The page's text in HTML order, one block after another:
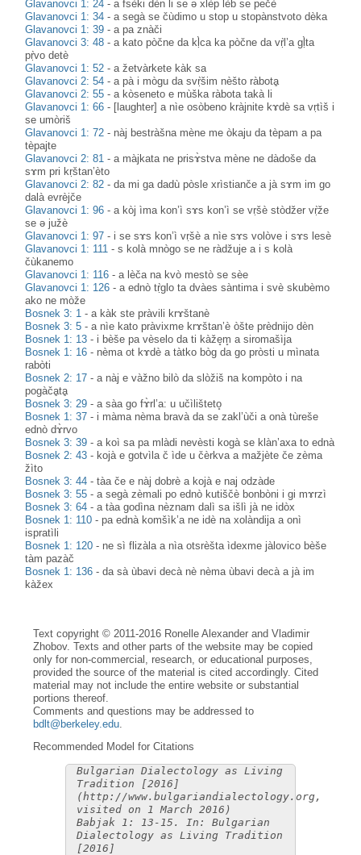
Glavanovci 1: 24 -a fsèki dèn li se ə xlèp lèb se pečè
Glavanovci 1: 34 -a segà se čùdimo u stop u stopànstvoto dèka
Glavanovci 1: 39 -a pa znàči
Glavanovci 3: 48 -a kato pòčne da kḷ̀ca ka pòčne da vṛ̀l’a gḷ̀ta
pṛ̀vo detè
Glavanovci 1: 52 -a žetvàrkete kàk sa
Glavanovci 2: 54 -a pà i mògu da svṛ̀šim nèšto ràbotḁ
Glavanovci 2: 55 -a kòseneto e mùška ràbota takà li
Glavanovci 1: 66 - [laughter] a nìe osòbeno kràjnite kɤdè sa vṛtìš i
se umòriš
Glavanovci 1: 72 - nàj bestràšna mène me òkaju da tèpam a pa
tèpajte
Glavanovci 2: 81 -a màjkata ne prisɤ̀stva mène ne dàdoše da
sɤm pri kṛštan’èto
Glavanovci 2: 82 -da mi ga dadù pòsle xrìstianče a jà sɤm im go
dalà evrèjče
Glavanovci 1: 96 -a kòj ìma kon’ì sɤs kon’ì se vṛšè stòdžer vṛ̀že
se ə južè
Glavanovci 1: 97 - i se sɤs kon’ì vṛšè a nìe sɤs volòve i sɤs lesè
Glavanovci 1: 111 -s kolà mnògo se ne ràdžuje a i s kolà
čùkanemo
Glavanovci 1: 116 -a lèča na kvò mestò se sèe
Glavanovci 1: 126 -a ednò tṛ̀glo ta dvàes sàntima i svè skubèmo
ako ne mòže
Bosnek 3: 1 -a kàk ste pràvili krɤštanè
Bosnek 3: 5 -a nìe kato pràvixme krɤštan’è òšte prèdnijo dèn
Bosnek 1: 13 - i bèše pa vèselo da ti kàže̥m̥ a siromašìja
Bosnek 1: 16 - nèma ot kɤdè a tàtko bòg da go pròsti u mìnata
rabòti
Bosnek 2: 17 -a nàj e vàžno bilò da slòžiš na kompòto i na
pogàčḁtḁ
Bosnek 3: 29 -a sàa go fɤ̀rl’a: u učìlišteto̥
Bosnek 1: 37 - i màma nèma bravà da se zakl’ùči a onà tùreše
ednò dɤ̀rvo
Bosnek 3: 39 -a koì sa pa mlàdi nevèsti kogà se klàn’axa to ednà
Bosnek 2: 43 - kojà e gotvìla č ìde u čèrkva a mažjète če zèma
žìto
Bosnek 3: 44 -tàa če e nàj dobrè a kojà e naj odzàde
Bosnek 3: 55 -a segà zèmali po ednò kutiščè bonbòni i gi mɤrzì
Bosnek 3: 64 -a tàa godìna nèznam dalì sa išlì jà ne idòx
Bosnek 1: 110 -pa ednà komšìk’a ne idè na xolàndija a onì
ispratìli
Bosnek 1: 120 - ne sì flizàla a nìa otsrèšta ìdexme jàlovico bèše
tàm pazàč
Bosnek 1: 136 -da sà ùbavi decà nè nèma ùbavi decà a jà im
kàžex
Text copyright © 2011-2016 Ronelle Alexander and Vladimir
Zhobov. Texts and other parts of the website may be copied
only for non-commercial, research, or educational purposes,
provided the source of the material is cited accordingly. Cited
material may not include the entire website or substantial
portions thereof.
Comments and questions may be addressed to
bdlt@berkeley.edu.
Recommended Model for Citations
Bulgarian Dialectology as Living
Tradition [2016]
(http://www.bulgariandialectology.org,
visited on 1 March 2016)
Babjak 1: 13-15. In: Bulgarian
Dialectology as Living Tradition
[2016]